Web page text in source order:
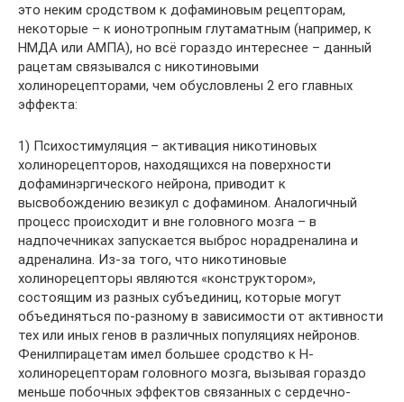
это неким сродством к дофаминовым рецепторам,
некоторые – к ионотропным глутаматным (например, к
НМДА или АМПА), но всё гораздо интереснее – данный
рацетам связывался с никотиновыми
холинорецепторами, чем обусловлены 2 его главных
эффекта:
1) Психостимуляция – активация никотиновых
холинорецепторов, находящихся на поверхности
дофаминэргического нейрона, приводит к
высвобождению везикул с дофамином. Аналогичный
процесс происходит и вне головного мозга – в
надпочечниках запускается выброс норадреналина и
адреналина. Из-за того, что никотиновые
холинорецепторы являются «конструктором»,
состоящим из разных субъединиц, которые могут
объединяться по-разному в зависимости от активности
тех или иных генов в различных популяциях нейронов.
Фенилпирацетам имел большее сродство к Н-
холинорецепторам головного мозга, вызывая гораздо
меньше побочных эффектов связанных с сердечно-